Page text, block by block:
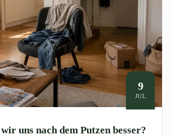
9
JUL
uns nach dem Putzen besser?